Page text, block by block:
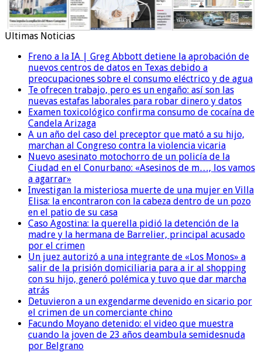
Ultimas Noticias
Freno a la IA | Greg Abbott detiene la aprobación de
nuevos centros de datos en Texas debido a
preocupaciones sobre el consumo eléctrico y de agua
Te ofrecen trabajo, pero es un engaño: así son las
nuevas estafas laborales para robar dinero y datos
Examen toxicológico confirma consumo de cocaína de
Candela Arizaga
A un año del caso del preceptor que mató a su hijo,
marchan al Congreso contra la violencia vicaria
Nuevo asesinato motochorro de un policía de la
Ciudad en el Conurbano: «Asesinos de m…, los vamos
a agarrar»
Investigan la misteriosa muerte de una mujer en Villa
Elisa: la encontraron con la cabeza dentro de un pozo
en el patio de su casa
Caso Agostina: la querella pidió la detención de la
madre y la hermana de Barrelier, principal acusado
por el crimen
Un juez autorizó a una integrante de «Los Monos» a
salir de la prisión domiciliaria para a ir al shopping
con su hijo, generó polémica y tuvo que dar marcha
atrás
Detuvieron a un exgendarme devenido en sicario por
el crimen de un comerciante chino
Facundo Moyano detenido: el video que muestra
cuando la joven de 23 años deambula semidesnuda
por Belgrano